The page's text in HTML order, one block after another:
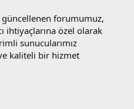
forumumuz,
ihtiyaçlarına özel olarak
sunucularımız
kaliteli bir hizmet